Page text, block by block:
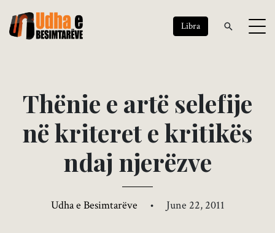
Libra
Thënie e artë selefije
nëkriteretekritikës
ndaj njerëzve
Udha e Besimtarëve • June 22, 2011